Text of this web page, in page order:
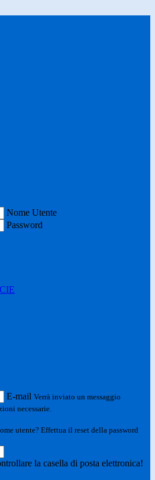
Nome Utente
Password
E-mail Verrà inviato un messaggio
necessarie.
utente? Effettua il reset della password
la casella di posta elettronica!